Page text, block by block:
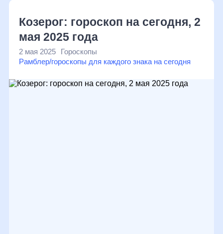
Козерог: гороскоп на сегодня, 2
мая 2025 года
2 мая 2025
Гороскопы
Рамблер/гороскопы для каждого знака на сегодня